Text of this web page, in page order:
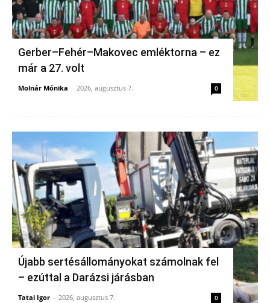
Gerber–Fehér–Makovec emléktorna – ez
már a 27. volt
Molnár Mónika - 2026, augusztus 7. 0
Újabb sertésállományokat számolnak fel
– ezúttal a Darázsi járásban
Tatai Igor - 2026, augusztus 7. 0